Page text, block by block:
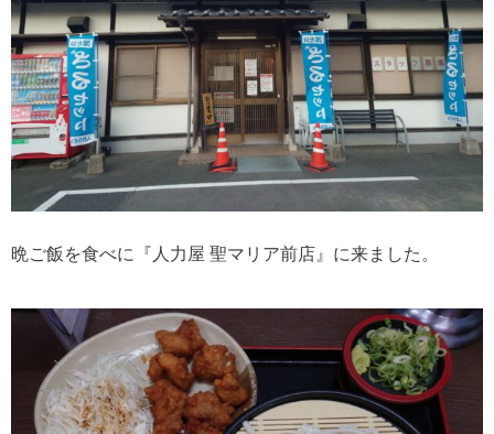
晩ご飯を食べに『人力屋 聖マリア前店』に来ました。